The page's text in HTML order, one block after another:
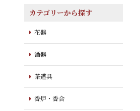
カテゴリーから探す
花器
酒器
茶道具
香炉・香合